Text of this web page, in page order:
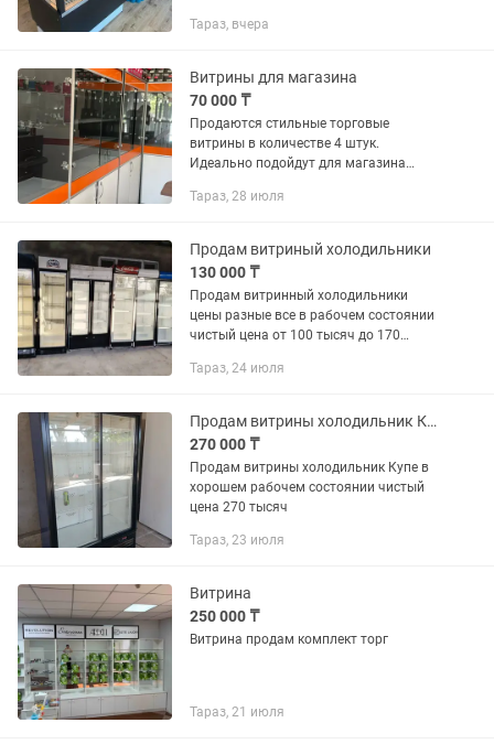
Есть рассрочка
Тараз, вчера
Витрины для магазина
70 000 ₸
Продаются стильные торговые
витрины в количестве 4 штук.
Идеально подойдут для магазина
гаджетов, косметики или любой другой
2...
Тараз, 28 июля
Продам витриный холодильники
130 000 ₸
Продам витринный холодильники
цены разные все в рабочем состоянии
чистый цена от 100 тысяч до 170
Тараз, 24 июля
Продам витрины холодильник Купе в хорошем рабочем состоянии.
270 000 ₸
Продам витрины холодильник Купе в
хорошем рабочем состоянии чистый
цена 270 тысяч
Тараз, 23 июля
Витрина
250 000 ₸
Витрина продам комплект торг
Тараз, 21 июля